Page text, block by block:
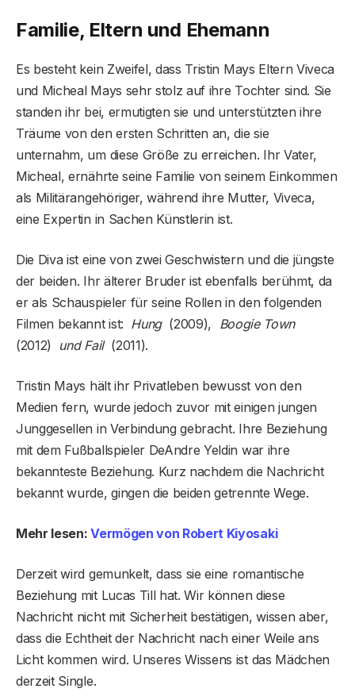
Familie, Eltern und Ehemann
Es besteht kein Zweifel, dass Tristin Mays Eltern Viveca
und Micheal Mays sehr stolz auf ihre Tochter sind. Sie
standen ihr bei, ermutigten sie und unterstützten ihre
Träume von den ersten Schritten an, die sie
unternahm, um diese Größe zu erreichen. Ihr Vater,
Micheal, ernährte seine Familie von seinem Einkommen
als Militärangehöriger, während ihre Mutter, Viveca,
eine Expertin in Sachen Künstlerin ist.
Die Diva ist eine von zwei Geschwistern und die jüngste
der beiden. Ihr älterer Bruder ist ebenfalls berühmt, da
er als Schauspieler für seine Rollen in den folgenden
Filmen bekannt ist: Hung(2009), Boogie Town
(2012) und Fail(2011).
Tristin Mays hält ihr Privatleben bewusst von den
Medien fern, wurde jedoch zuvor mit einigen jungen
Junggesellen in Verbindung gebracht. Ihre Beziehung
mit dem Fußballspieler DeAndre Yeldin war ihre
bekannteste Beziehung. Kurz nachdem die Nachricht
bekannt wurde, gingen die beiden getrennte Wege.
Mehr lesen:Vermögen von Robert Kiyosaki
Derzeit wird gemunkelt, dass sie eine romantische
Beziehung mit Lucas Till hat. Wir können diese
Nachricht nicht mit Sicherheit bestätigen, wissen aber,
dass die Echtheit der Nachricht nach einer Weile ans
Licht kommen wird. Unseres Wissens ist das Mädchen
derzeit Single.